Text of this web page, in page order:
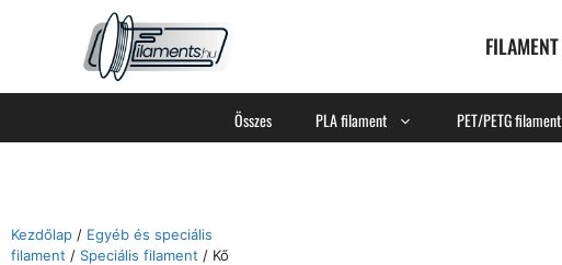
Összes PLA filament PET/PETG filament
Kezdőlap / Egyéb és speciális
filament / Speciális filament / Kő